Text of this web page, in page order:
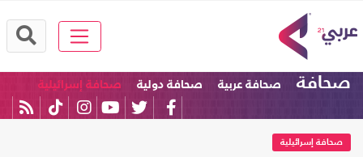
صحافة صحافة عربية صحافة دولية صحافة إسرائيلية
صحافة إسرائيلية